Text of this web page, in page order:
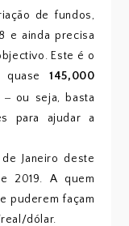
de fundos,
e ainda precisa
Este é o
quase145,000
– ou seja, basta
para ajudar a
Janeiro deste
2019. A quem
puderem façam
dólar.